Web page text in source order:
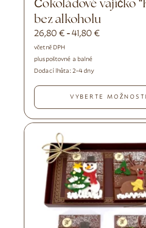
Čokoládové vajíčko “Kinder”
bez alkoholu
26,80€ -41,80€
včetně DPH
pluspoštovné a balné
Dodací lhůta: 2–4 dny
VYBERTE MOŽNOSTI